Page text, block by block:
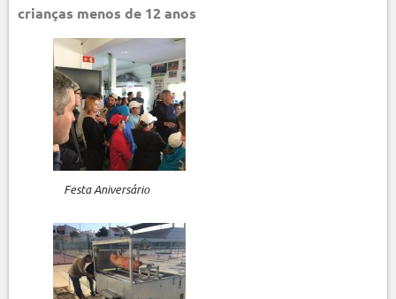
crianças menos de 12 anos
Festa Aniversário